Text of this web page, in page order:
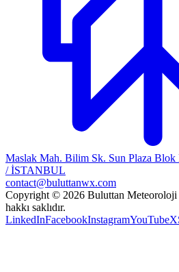
Maslak Mah. Bilim Sk. Sun Plaza Blok
/ İSTANBUL
contact@buluttanwx.com
Copyright © 2026 Buluttan
hakkı saklıdır.
LinkedInFacebookInstagramYouTubeX